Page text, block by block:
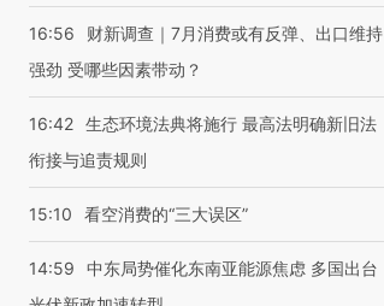
16:56
财新调查｜7月消费或有反弹、出口维持
强劲 受哪些因素带动？
16:42 生态环境法典将施行 最高法明确新旧法
衔接与追责规则
15:10 看空消费的“三大误区”
14:59
中东局势催化东南亚能源焦虑 多国出台